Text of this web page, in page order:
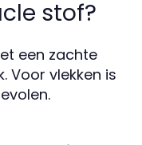
stof?
een zachte
Voor vlekken is